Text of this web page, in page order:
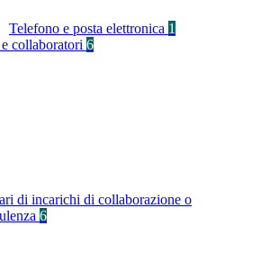
Telefono e posta elettronica 1
collaboratori 6
di incarichi di collaborazione o
6